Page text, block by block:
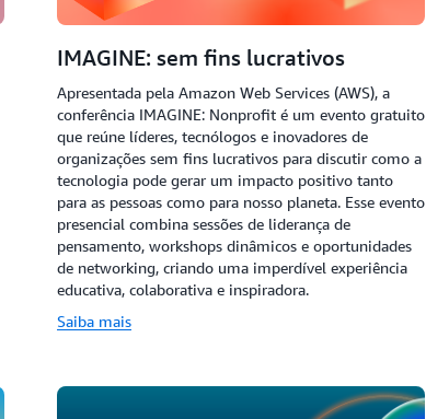
IMAGINE: sem fins lucrativos
Apresentada pela Amazon Web Services (AWS), a
conferência IMAGINE: Nonprofit é um evento gratuito
que reúne líderes, tecnólogos e inovadores de
organizações sem fins lucrativos para discutir como a
tecnologia pode gerar um impacto positivo tanto
para as pessoas como para nosso planeta. Esse evento
presencial combina sessões de liderança de
pensamento, workshops dinâmicos e oportunidades
de networking, criando uma imperdível experiência
educativa, colaborativa e inspiradora.
Saiba mais